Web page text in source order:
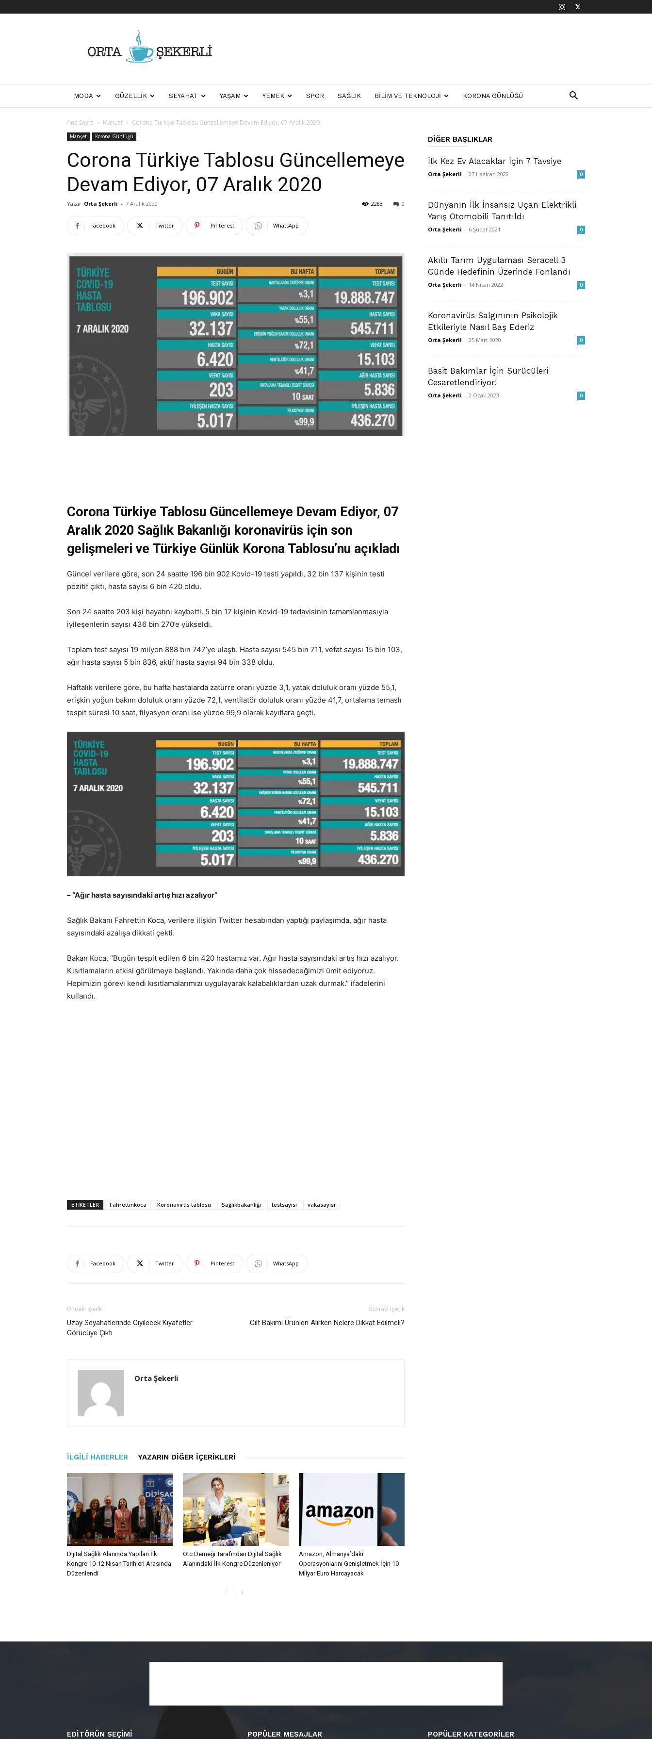
Biraz
Biraz
MODA GÜZELLIK SEYAHAT YAŞAM YEMEK SPOR SAĞLIK BILIM VE TEKNOLOJI KORONA GÜNLÜĞÜ
Ana Sayfa Manşet Corona Türkiye Tablosu Güncellemeye Devam Ediyor, 07 Aralık 2020
Manşet Korona Günlüğü
Corona Türkiye Tablosu Güncellemeye
Devam Ediyor, 07 Aralık 2020
Yazar Orta Şekerli - 7 Aralık 2020 0
2283
Facebook Twitter Pinterest WhatsApp
Corona Türkiye Tablosu Güncellemeye Devam Ediyor, 07
Aralık 2020 Sağlık Bakanlığı koronavirüs için son
gelişmeleri ve Türkiye Günlük Korona Tablosu’nu açıkladı
Güncel verilere göre, son 24 saatte 196 bin 902 Kovid-19 testi yapıldı, 32 bin 137 kişinin testi
pozitif çıktı, hasta sayısı 6 bin 420 oldu.
Son 24 saatte 203 kişi hayatını kaybetti. 5 bin 17 kişinin Kovid-19 tedavisinin tamamlanmasıyla
iyileşenlerin sayısı 436 bin 270’e yükseldi.
Toplam test sayısı 19 milyon 888 bin 747’ye ulaştı. Hasta sayısı 545 bin 711, vefat sayısı 15 bin 103,
ağır hasta sayısı 5 bin 836, aktif hasta sayısı 94 bin 338 oldu.
Haftalık verilere göre, bu hafta hastalarda zatürre oranı yüzde 3,1, yatak doluluk oranı yüzde 55,1,
erişkin yoğun bakım doluluk oranı yüzde 72,1, ventilatör doluluk oranı yüzde 41,7, ortalama temaslı
tespit süresi 10 saat, filyasyon oranı ise yüzde 99,9 olarak kayıtlara geçti.
– “Ağır hasta sayısındaki artış hızı azalıyor”
Sağlık Bakanı Fahrettin Koca, verilere ilişkin Twitter hesabından yaptığı paylaşımda, ağır hasta
sayısındaki azalışa dikkati çekti.
Bakan Koca, “Bugün tespit edilen 6 bin 420 hastamız var. Ağır hasta sayısındaki artış hızı azalıyor.
Kısıtlamaların etkisi görülmeye başlandı. Yakında daha çok hissedeceğimizi ümit ediyoruz.
Hepimizin görevi kendi kısıtlamalarımızı uygulayarak kalabalıklardan uzak durmak.” ifadelerini
kullandı.
ETIKETLER Fahrettinkoca Koronavirüs tablosu Sağlıkbakanlığı testsayısı vakasayısı
Facebook Twitter Pinterest WhatsApp
Önceki İçerik
Uzay Seyahatlerinde Giyilecek Kıyafetler
Görücüye Çıktı
Sonraki İçerik
Cilt Bakımı Ürünleri Alırken Nelere Dikkat Edilmeli?
Orta Şekerli
İLGILI HABERLER YAZARIN DIĞER İÇERIKLERI
Dijital Sağlık Alanında Yapılan İlk
Kongre 10-12 Nisan Tarihleri Arasında
Düzenlendi
Otc Derneği Tarafından Dijital Sağlık
Alanındaki İlk Kongre Düzenleniyor
Amazon, Almanya’daki
Operasyonlarını Genişletmek İçin 10
Milyar Euro Harcayacak
DIĞER BAŞLIKLAR
İlk Kez Ev Alacaklar İçin 7 Tavsiye
Orta Şekerli - 27 Haziran 2022 0
Dünyanın İlk İnsansız Uçan Elektrikli
Yarış Otomobili Tanıtıldı
Orta Şekerli - 6 Şubat 2021 0
Akıllı Tarım Uygulaması Seracell 3
Günde Hedefinin Üzerinde Fonlandı
Orta Şekerli - 14 Nisan 2022 0
Koronavirüs Salgınının Psikolojik
Etkileriyle Nasıl Baş Ederiz
Orta Şekerli - 25 Mart 2020 0
Basit Bakımlar İçin Sürücüleri
Cesaretlendiriyor!
Orta Şekerli - 2 Ocak 2023 0
EDITÖRÜN SEÇIMI POPÜLER MESAJLAR POPÜLER KATEGORİLER